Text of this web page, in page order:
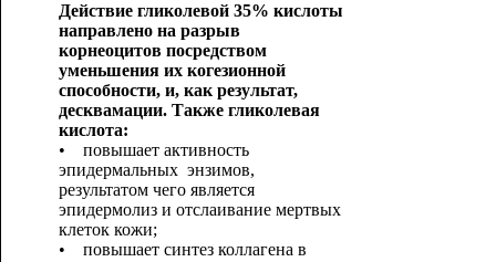
Действие гликолевой 35% кислоты
направлено на разрыв
корнеоцитов посредством
уменьшения их когезионной
способности, и, как результат,
десквамации. Также гликолевая
кислота:
• повышает активность
эпидермальных энзимов,
результатом чего является
эпидермолиз и отслаивание мертвых
клеток кожи;
• повышает синтез коллагена в